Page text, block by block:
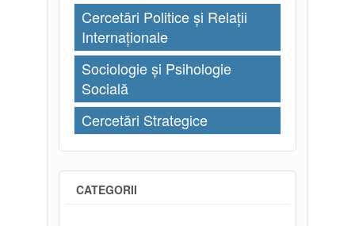
Cercetări Politice și Relații
Internaționale
Sociologie și Psihologie
Socială
Cercetări Strategice
CATEGORII